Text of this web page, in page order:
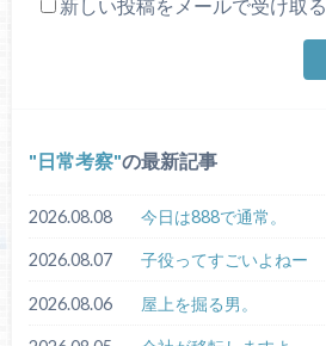
新しい投稿をメールで受け取る
日常考察 の最新記事
2026.08.08 今日は888で通常。
2026.08.07 子役ってすごいよねー
2026.08.06 屋上を掘る男。